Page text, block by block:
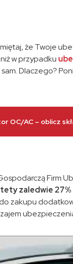
że Twoje
w przypadku
. Dlaczego?
OC/AC – oblicz
Firm
zaledwie 27%
zakupu